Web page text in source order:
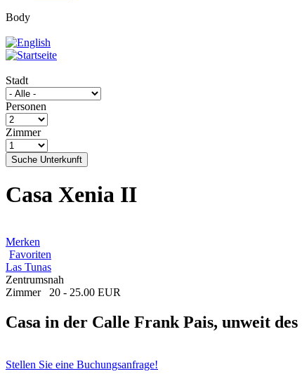
Body
Stadt
Personen
Zimmer
Suche Unterkunft
Casa Xenia II
Merken
Favoriten
Las Tunas
Zentrumsnah
Zimmer
20 - 25.00 EUR
Casa in der Calle Frank Pais, unweit
Stellen Sie eine Buchungsanfrage!